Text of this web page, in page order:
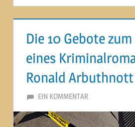
Die 10 Gebote
eines
Ronald
15. NOVEMBER 2013
MARTINA BERG
EIN KOMMENTAR